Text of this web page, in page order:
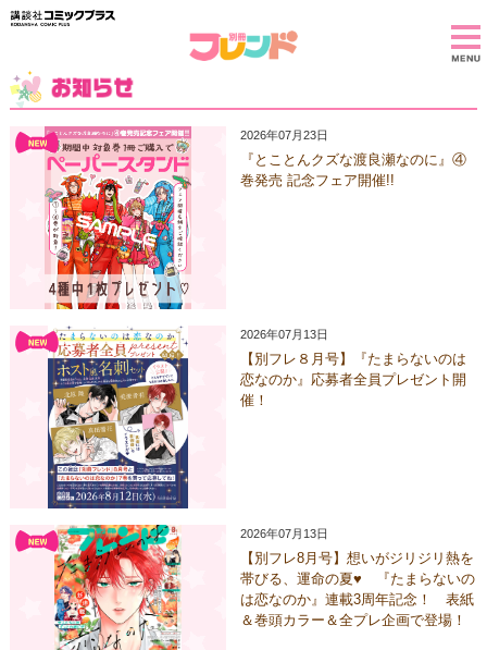
2026年07月23日
『とことんクズな渡良瀬なのに』④
巻発売 記念フェア開催!!
2026年07月13日
【別フレ８月号】『たまらないのは
恋なのか』応募者全員プレゼント開
催！
2026年07月13日
【別フレ8月号】想いがジリジリ熱を
帯びる、運命の夏♥ 『たまらないの
は恋なのか』連載3周年記念！ 表紙
＆巻頭カラー＆全プレ企画で登場！